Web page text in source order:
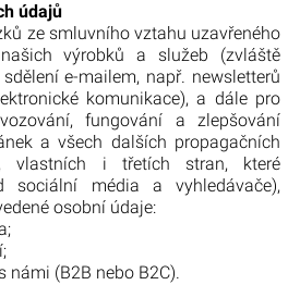
údajů
ze smluvního vztahu uzavřeného
výrobků a služeb (zvláště
e-mailem, např. newsletterů
komunikace), a dále pro
fungování a zlepšování
a všech dalších propagačních
vlastních i třetích stran, které
sociální média a vyhledávače),
osobní údaje:
námi (B2B nebo B2C).